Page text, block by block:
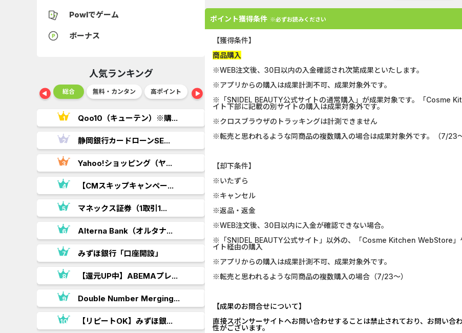
Powlでゲーム
ボーナス
人気ランキング
ショッピング 総合 無料・カンタン 高ポイント ゲーム
Qoo10（キューテン）※購...
静岡銀行カードローンSE...
Yahoo!ショッピング（ヤ...
【CMスキップキャンペー...
マネックス証券（1取引1...
Alterna Bank（オルタナ...
みずほ銀行「口座開設」
【還元UP中】ABEMAプレ...
Double Number Merging...
【リピートOK】みずほ銀...
Double Number Merging...
U-NEXT_無料お試し登録
DOOR賃貸
GFS無料特別講座
グリーン・ワークホース...
Wood Block Jam（レベル...
ホットペッパーグルメ［...
【Ipsos iSay】アンケー...
クラシル（お試し無料会...
【CMスキッ
不動産会社
ポイント獲得条件 ※必ずお読みください
【獲得条件】
商品購入
※WEB注文後、30日以内の入金確認され次第成果といたします。
※アプリからの購入は成果計測不可、成果対象外です。
※「SNIDEL BEAUTY公式サイトの通常購入」が成果対象です。「Cosme
イト下部に記載の別サイトの購入は成果対象外です。
※クロスブラウザのトラッキングは計測できません
※転売と思われるような同商品の複数購入の場合は成果対象外です。（7/23～
【却下条件】
※いたずら
※キャンセル
※返品・返金
※WEB注文後、30日以内に入金が確認できない場合。
※「SNIDEL BEAUTY公式サイト」以外の、「Cosme Kitchen WebStore
イト経由の購入
※アプリからの購入は成果計測不可、成果対象外です。
※転売と思われるような同商品の複数購入の場合（7/23～）
【成果のお問合せについて】
直接スポンサーサイトへお問い合わせすることは禁止されており、お問い合
性がございます。